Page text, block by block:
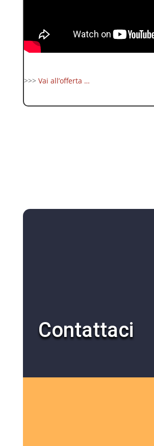
>>> Vai all’offerta …
Contattaci